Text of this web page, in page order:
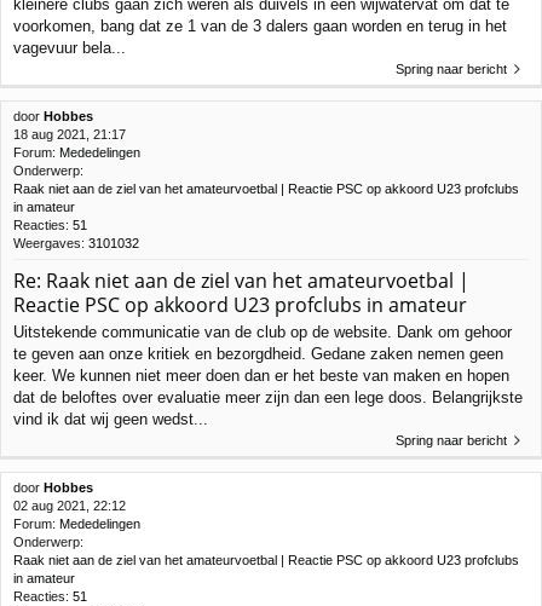
kleinere clubs gaan zich weren als duivels in een wijwatervat om dat te
voorkomen, bang dat ze 1 van de 3 dalers gaan worden en terug in het
vagevuur bela...
Spring naar bericht
door Hobbes
18 aug 2021, 21:17
Forum: Mededelingen
Onderwerp:
Raak niet aan de ziel van het amateurvoetbal | Reactie PSC op akkoord U23 profclubs
in amateur
Reacties: 51
Weergaves: 3101032
Re: Raak niet aan de ziel van het amateurvoetbal |
Reactie PSC op akkoord U23 profclubs in amateur
Uitstekende communicatie van de club op de website. Dank om gehoor
te geven aan onze kritiek en bezorgdheid. Gedane zaken nemen geen
keer. We kunnen niet meer doen dan er het beste van maken en hopen
dat de beloftes over evaluatie meer zijn dan een lege doos. Belangrijkste
vind ik dat wij geen wedst...
Spring naar bericht
door Hobbes
02 aug 2021, 22:12
Forum: Mededelingen
Onderwerp:
Raak niet aan de ziel van het amateurvoetbal | Reactie PSC op akkoord U23 profclubs
in amateur
Reacties: 51